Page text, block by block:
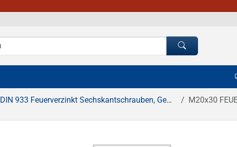
DIN 933 Feuerverzinkt Sechskantschrauben, Gewinde bis Kopf M20x30